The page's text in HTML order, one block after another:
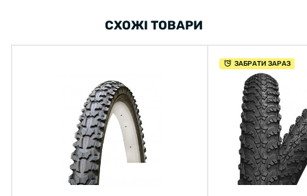
СХОЖІ ТОВАРИ
ЗАБРАТИ ЗАРАЗ